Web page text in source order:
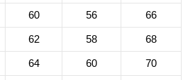
60 56 66
62 58 68
64 60 70